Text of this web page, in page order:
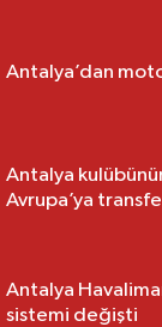
Antalya’dan
Antalya
Avrupa’ya
Antalya
sistemi değişti